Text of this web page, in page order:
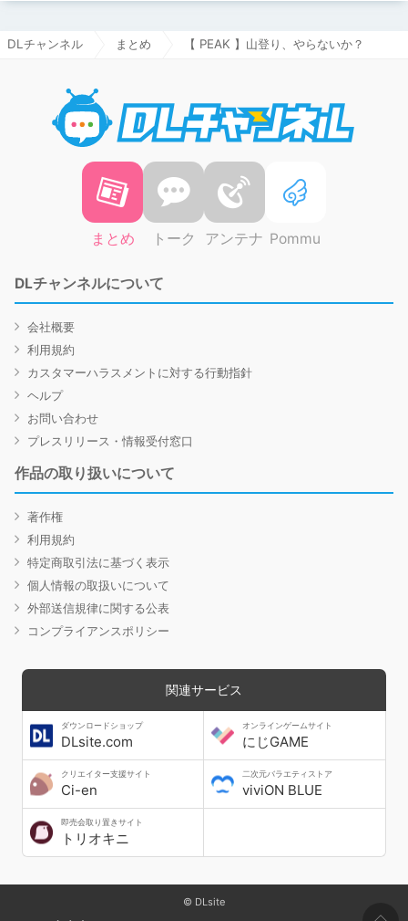
DLチャンネル まとめ 【 PEAK 】山登り、やらないか？
まとめ トーク アンテナ Pommu
DLチャンネルについて
会社概要
利用規約
カスタマーハラスメントに対する行動指針
ヘルプ
お問い合わせ
プレスリリース・情報受付窓口
作品の取り扱いについて
著作権
利用規約
特定商取引法に基づく表示
個人情報の取扱いについて
外部送信規律に関する公表
コンプライアンスポリシー
関連サービス
ダウンロードショップ
DLsite.com
オンラインゲームサイト
にじGAME
クリエイター支援サイト
Ci-en
二次元バラエティストア
viviON BLUE
即売会取り置きサイト
トリオキニ
© DLsite